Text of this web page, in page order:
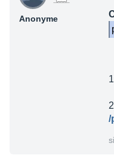
Anonyme
/